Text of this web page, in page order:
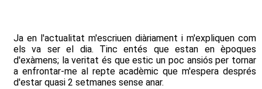
Ja en l'actualitat m'escriuen diàriament i m'expliquen com
els va ser el dia. Tinc entés que estan en èpoques
d'exàmens; la veritat és que estic un poc ansiós per tornar
a enfrontar-me al repte acadèmic que m'espera després
d'estar quasi 2 setmanes sense anar.